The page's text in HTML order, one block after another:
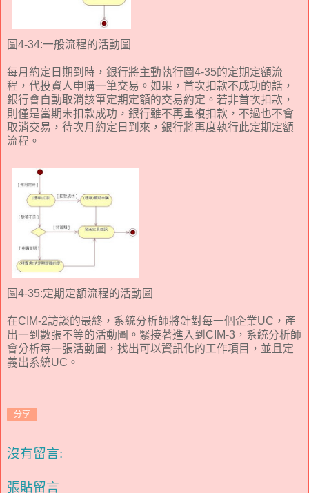
圖4-34:一般流程的活動圖
每月約定日期到時，銀行將主動執行圖4-35的定期定額流
程，代投資人申購一筆交易。如果，首次扣款不成功的話，
銀行會自動取消該筆定期定額的交易約定。若非首次扣款，
則僅是當期未扣款成功，銀行雖不再重複扣款，不過也不會
取消交易，待次月約定日到來，銀行將再度執行此定期定額
流程。
圖4-35:定期定額流程的活動圖
在CIM-2訪談的最終，系統分析師將針對每一個企業UC，產
出一到數張不等的活動圖。緊接著進入到CIM-3，系統分析師
會分析每一張活動圖，找出可以資訊化的工作項目，並且定
義出系統UC。
分享
沒有留言:
張貼留言